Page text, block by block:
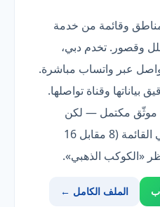
صاحبة تغطية 8 مناطق وقائمة من خدمة
وقصور. تخدم دبي،
عبر واتساب مباشرة.
وقناة تواصلها.
مكتمل — لكن
تغطيتها أضيق من الأوسع في القائمة (8 مقابل 16
«الكوكب الذهبي».
الملف الكامل ←